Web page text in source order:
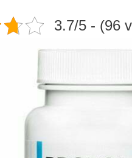
3.7/5 - (96